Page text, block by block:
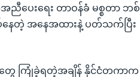
ပေးရေး တာဝန်ခံ မစ္စတာ ဘစ်
ေတဲ့ အနေအထားနဲ့ ပတ်သက်ပြီး
ယ်တွေ ကြုံခဲ့ရတဲ့အချိန် နိုင်ငံတကာက